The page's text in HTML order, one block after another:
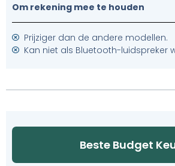
Om rekening mee te houden
Prijziger dan de andere modellen.
Kan niet als Bluetooth-luidspreker
Beste Budget